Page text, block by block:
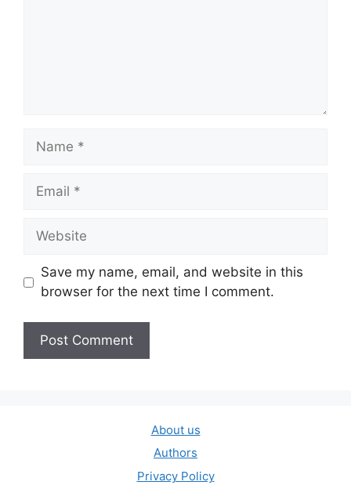
Name
Email
Website
Save my name, email, and website in this
browser for the next time I comment.
About us
Authors
Privacy Policy